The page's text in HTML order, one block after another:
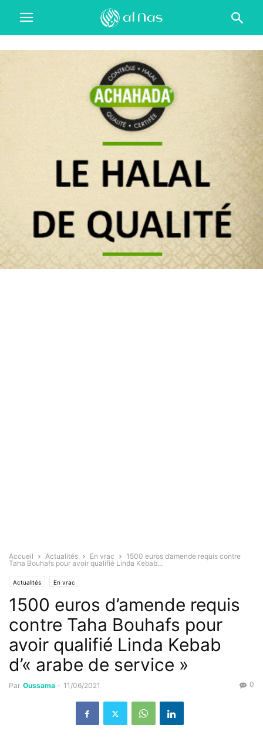
Accueil Actualités En vrac
1500 euros d’amende requis contre
Taha Bouhafs pour avoir qualifié Linda Kebab...
Actualités En vrac
1500 euros d’amende requis
contre Taha Bouhafs pour
avoir qualifié Linda Kebab
d’« arabe de service »
Par Oussama - 11/06/2021 0